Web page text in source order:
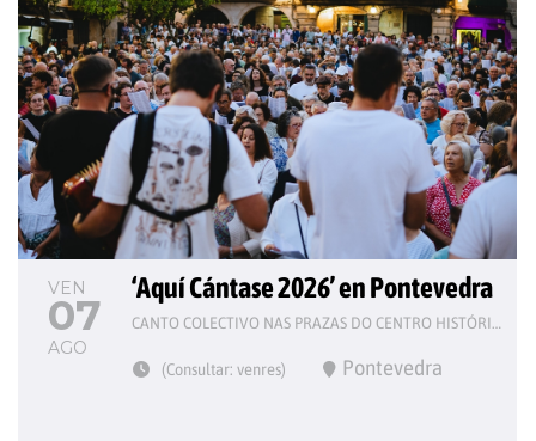
VEN
07
AGO
‘Aquí Cántase 2026’ en Pontevedra
CANTO COLECTIVO NAS PRAZAS DO CENTRO HISTÓRICO
(Consultar: venres) Pontevedra